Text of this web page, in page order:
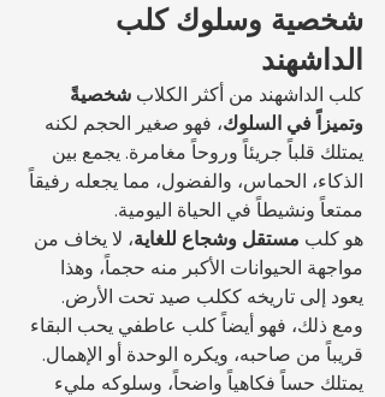
شخصية وسلوك كلب
الداشهند
كلب الداشهند من أكثر الكلاب شخصيةً
وتميزاً في السلوك، فهو صغير الحجم لكنه
يمتلك قلباً جريئاً وروحاً مغامرة. يجمع بين
الذكاء، الحماس، والفضول، مما يجعله رفيقاً
ممتعاً ونشيطاً في الحياة اليومية.
هو كلب مستقل وشجاع للغاية، لا يخاف من
مواجهة الحيوانات الأكبر منه حجماً، وهذا
يعود إلى تاريخه ككلب صيد تحت الأرض.
ومع ذلك، فهو أيضاً كلب عاطفي يحب البقاء
قريباً من صاحبه، ويكره الوحدة أو الإهمال.
يمتلك حساً فكاهياً واضحاً، وسلوكه مليء